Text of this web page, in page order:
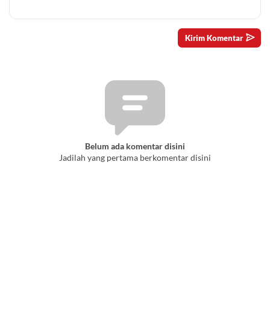
Belum ada komentar disini
Jadilah yang pertama berkomentar disini